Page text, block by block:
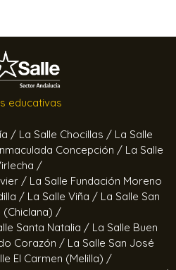
educativas
/ La Salle Chocillas / La Salle
Concepción / La Salle
/
/ La Salle Fundación Moreno
/ La Salle Viña / La Salle San
(Chiclana) /
Santa Natalia / La Salle Buen
Corazón / La Salle San José
El Carmen (Melilla) /